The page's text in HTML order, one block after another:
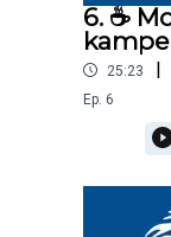
6. ☕️
25:23 |
Ep. 6